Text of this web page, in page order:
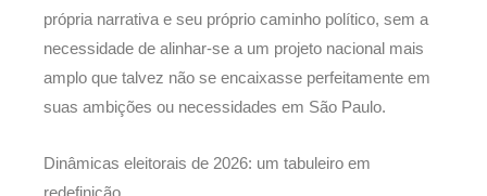
própria narrativa e seu próprio caminho político, sem a
necessidade de alinhar-se a um projeto nacional mais
amplo que talvez não se encaixasse perfeitamente em
suas ambições ou necessidades em São Paulo.
Dinâmicas eleitorais de 2026: um tabuleiro em